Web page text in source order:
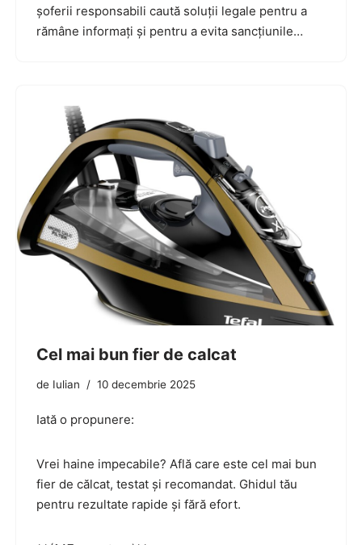
șoferii responsabili caută soluții legale pentru a
rămâne informați și pentru a evita sancțiunile…
Cel mai bun fier de calcat
de Iulian 10 decembrie 2025
Iată o propunere:
Vrei haine impecabile? Află care este cel mai bun
fier de călcat, testat și recomandat. Ghidul tău
pentru rezultate rapide și fără efort.